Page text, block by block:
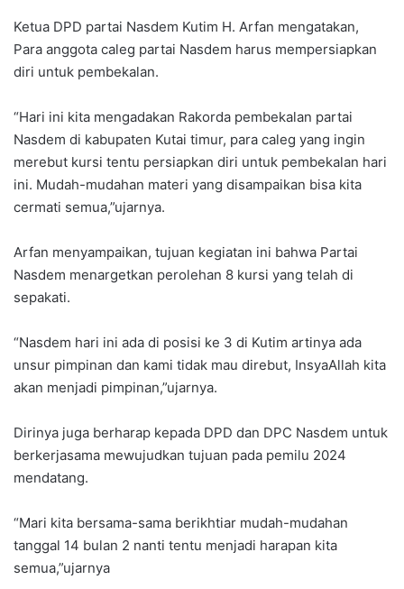
Ketua DPD partai Nasdem Kutim H. Arfan mengatakan,
Para anggota caleg partai Nasdem harus mempersiapkan
diri untuk pembekalan.
“Hari ini kita mengadakan Rakorda pembekalan partai
Nasdem di kabupaten Kutai timur, para caleg yang ingin
merebut kursi tentu persiapkan diri untuk pembekalan hari
ini. Mudah-mudahan materi yang disampaikan bisa kita
cermati semua,”ujarnya.
Arfan menyampaikan, tujuan kegiatan ini bahwa Partai
Nasdem menargetkan perolehan 8 kursi yang telah di
sepakati.
“Nasdem hari ini ada di posisi ke 3 di Kutim artinya ada
unsur pimpinan dan kami tidak mau direbut, InsyaAllah kita
akan menjadi pimpinan,”ujarnya.
Dirinya juga berharap kepada DPD dan DPC Nasdem untuk
berkerjasama mewujudkan tujuan pada pemilu 2024
mendatang.
“Mari kita bersama-sama berikhtiar mudah-mudahan
tanggal 14 bulan 2 nanti tentu menjadi harapan kita
semua,”ujarnya